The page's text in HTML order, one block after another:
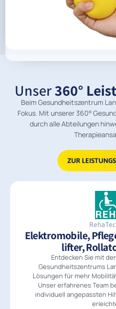
Unser360°
Beim Gesundheitszentrum
Fokus. Mit unserer 360°
durch alle Abteilungen
ZUR
Elektromobile,
lifter,
Entdecken Sie mit
Gesundheitszentrums
Lösungen für mehr
Unser erfahrenes Team
individuell angepassten